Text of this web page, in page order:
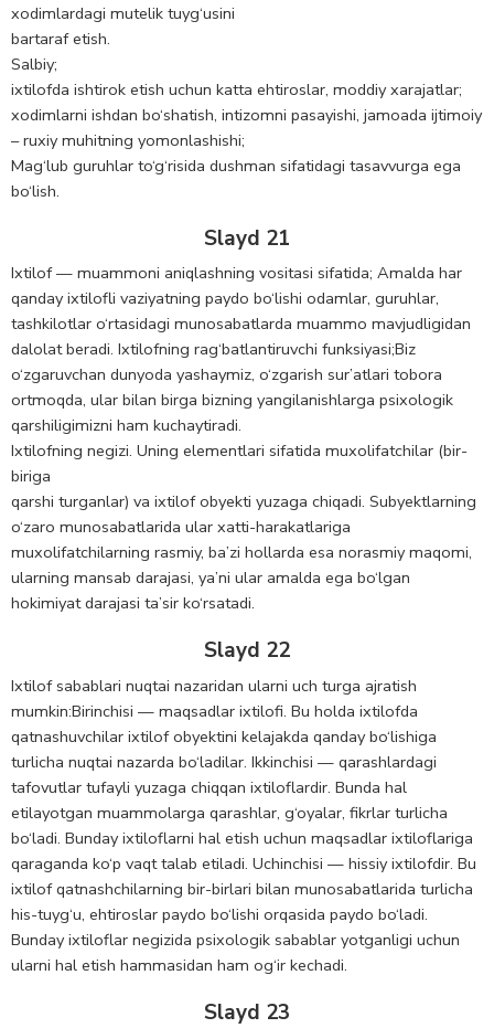
xodimlardagi mutelik tuyg‘usini
bartaraf etish.
Salbiy;
ixtilofda ishtirok etish uchun katta ehtiroslar, moddiy xarajatlar;
xodimlarni ishdan bo‘shatish, intizomni pasayishi, jamoada ijtimoiy
– ruxiy muhitning yomonlashishi;
Mag‘lub guruhlar to‘g‘risida dushman sifatidagi tasavvurga ega
bo‘lish.
Slayd 21
Ixtilof — muammoni aniqlashning vositasi sifatida; Amalda har
qanday ixtilоfli vaziyatning paydo bo‘lishi оdamlar, guruhlar,
tashkilotlar o‘rtasidagi munosabatlarda muammo mavjudligidan
dalolat beradi. Ixtilоfning rag‘batlantiruvchi funksiyasi;Biz
o‘zgaruvchan dunyoda yashaymiz, o‘zgarish sur’atlari tobora
ortmoqda, ular bilan birga bizning yangilanishlarga psixologik
qarshiligimizni ham kuchaytiradi.
Ixtilоfning negizi. Uning elementlari sifatida muxоlifatchilar (bir-
biriga
qarshi turganlar) va ixtilof оbyekti yuzaga chiqadi. Subyektlarning
o‘zarо munоsabatlarida ular xatti-harakatlariga
muxоlifatchilarning rasmiy, ba’zi hоllarda esa nоrasmiy maqоmi,
ularning mansab darajasi, ya’ni ular amalda ega bo‘lgan
hоkimiyat darajasi ta’sir ko‘rsatadi.
Slayd 22
Ixtilof sabablari nuqtai nazaridan ularni uch turga ajratish
mumkin:Birinchisi — maqsadlar ixtilofi. Bu holda ixtilofda
qatnashuvchilar ixtilof obyektini kelajakda qanday bo‘lishiga
turlicha nuqtai nazarda bo‘ladilar. Ikkinchisi — qarashlardagi
tafovutlar tufayli yuzaga chiqqan ixtiloflardir. Bunda hal
etilayotgan muammolarga qarashlar, g‘oyalar, fikrlar turlicha
bo‘ladi. Bunday ixtiloflarni hal etish uchun maqsadlar ixtiloflariga
qaraganda ko‘p vaqt talab etiladi. Uchinchisi — hissiy ixtilofdir. Bu
ixtilof qatnashchilarning bir-birlari bilan munosabatlarida turlicha
his-tuyg‘u, ehtiroslar paydo bo‘lishi orqasida paydo bo‘ladi.
Bunday ixtiloflar negizida psixologik sabablar yotganligi uchun
ularni hal etish hammasidan ham og‘ir kechadi.
Slayd 23